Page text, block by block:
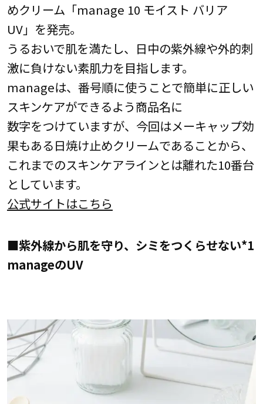
めクリーム「manage 10 モイスト バリア
UV」を発売。
うるおいで肌を満たし、日中の紫外線や外的刺
激に負けない素肌力を目指します。
manageは、番号順に使うことで簡単に正しい
スキンケアができるよう商品名に
数字をつけていますが、今回はメーキャップ効
果もある日焼け止めクリームであることから、
これまでのスキンケアラインとは離れた10番台
としています。
公式サイトはこちら
■紫外線から肌を守り、シミをつくらせない*1
manageのUV